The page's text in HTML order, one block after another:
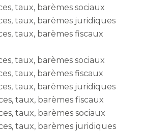
taux, barèmes sociaux
taux, barèmes juridiques
taux, barèmes fiscaux
taux, barèmes sociaux
taux, barèmes fiscaux
taux, barèmes juridiques
taux, barèmes fiscaux
taux, barèmes sociaux
taux, barèmes juridiques